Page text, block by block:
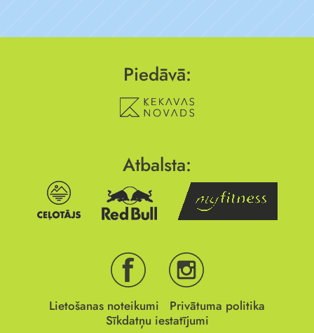
Piedāvā:
Atbalsta:
Lietošanas noteikumi
Privātuma politika
Sīkdatņu iestatījumi